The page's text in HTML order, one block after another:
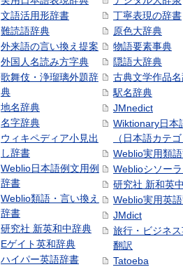
文語活用形辞書
難読語辞典
外来語の言い換え提案
外国人名読み方字典
歌舞伎・浄瑠璃外題辞
典
地名辞典
名字辞典
ウィキペディア小見出
し辞書
Weblio日本語例文用例
辞書
Weblio類語・言い換え
辞書
研究社 新英和中辞典
Eゲイト英和辞典
ハイパー英語辞書
丁寧表現の辞書
原色大辞典
物語要素事典
隠語大辞典
古典文学作品
駅名辞典
JMnedict
Wiktionary日本
（日本語カテ
Weblio実用類
Weblioシソー
研究社 新和英
Weblio実用英
JMdict
旅行・ビジネ
翻訳
Tatoeba